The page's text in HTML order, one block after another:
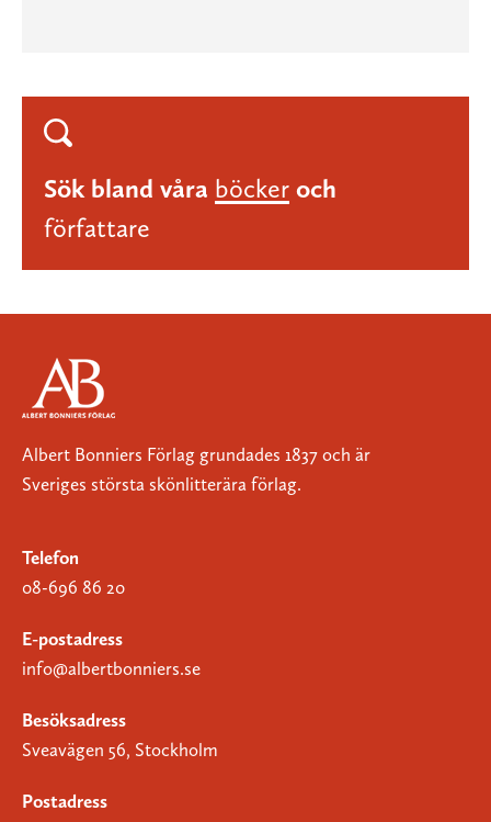
Sök bland våra böcker och
författare
Albert Bonniers Förlag grundades 1837 och är
Sveriges största skönlitterära förlag.
Telefon
08-696 86 20
E-postadress
info@albertbonniers.se
Besöksadress
Sveavägen 56, Stockholm
Postadress